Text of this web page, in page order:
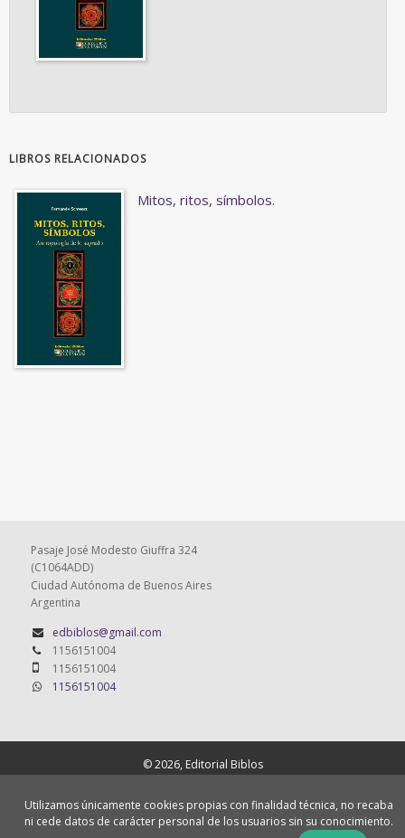
LIBROS RELACIONADOS
Mitos, ritos, símbolos.
Pasaje José Modesto Giuffra 324
(C1064ADD)
Ciudad Autónoma de Buenos Aires
Argentina
edbiblos@gmail.com
1156151004
1156151004
1156151004
© 2026, Editorial Biblos
Utilizamos únicamente cookies propias con finalidad técnica, no recaba
ni cede datos de carácter personal de los usuarios sin su conocimiento.